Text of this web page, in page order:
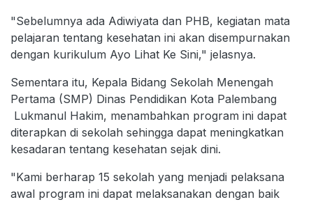
"Sebelumnya ada Adiwiyata dan PHB, kegiatan mata
pelajaran tentang kesehatan ini akan disempurnakan
dengan kurikulum Ayo Lihat Ke Sini," jelasnya.
Sementara itu, Kepala Bidang Sekolah Menengah
Pertama (SMP) Dinas Pendidikan Kota Palembang
Lukmanul Hakim, menambahkan program ini dapat
diterapkan di sekolah sehingga dapat meningkatkan
kesadaran tentang kesehatan sejak dini.
"Kami berharap 15 sekolah yang menjadi pelaksana
awal program ini dapat melaksanakan dengan baik